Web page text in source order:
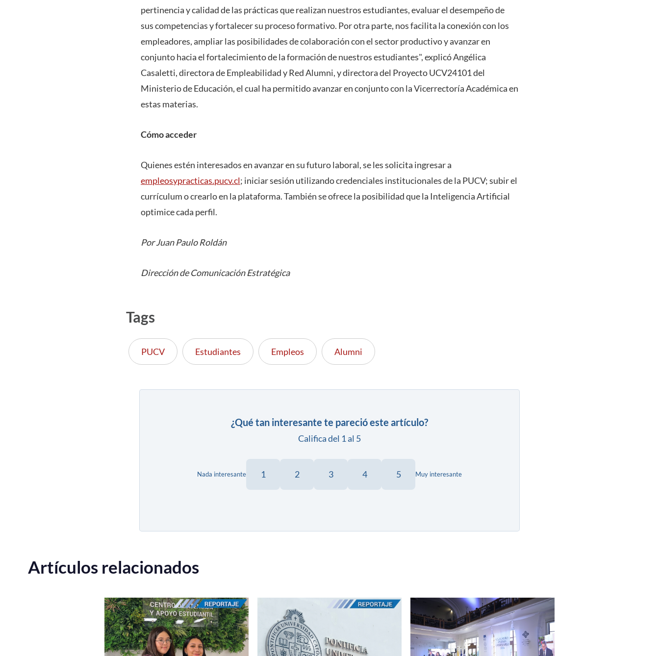
pertinencia y calidad de las prácticas que realizan nuestros estudiantes, evaluar el desempeño de
sus competencias y fortalecer su proceso formativo. Por otra parte, nos facilita la conexión con los
empleadores, ampliar las posibilidades de colaboración con el sector productivo y avanzar en
conjunto hacia el fortalecimiento de la formación de nuestros estudiantes", explicó Angélica
Casaletti, directora de Empleabilidad y Red Alumni, y directora del Proyecto UCV24101 del
Ministerio de Educación, el cual ha permitido avanzar en conjunto con la Vicerrectoría Académica en
estas materias.
Cómo acceder
Quienes estén interesados en avanzar en su futuro laboral, se les solicita ingresar a
empleosypracticas.pucv.cl; iniciar sesión utilizando credenciales institucionales de la PUCV; subir el
currículum o crearlo en la plataforma. También se ofrece la posibilidad que la Inteligencia Artificial
optimice cada perfil.
Por Juan Paulo Roldán
Dirección de Comunicación Estratégica
Tags
PUCV Estudiantes Empleos Alumni
¿Qué tan interesante te pareció este artículo?
Califica del 1 al 5
Nada interesante 1 2 3 4 5 Muy interesante
Artículos relacionados